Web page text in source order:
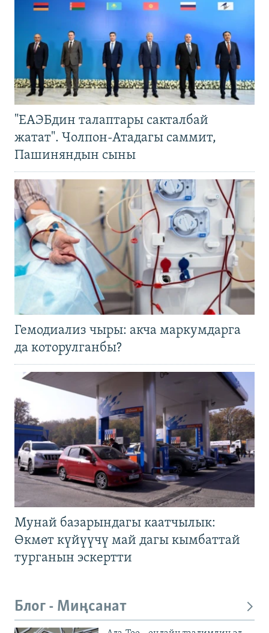
"ЕАЭБдин талаптары сакталбай
жатат". Чолпон-Атадагы саммит,
Пашиняндын сыны
Гемодиализ чыры: акча маркумдарга
да которулганбы?
Мунай базарындагы каатчылык:
Өкмөт күйүүчү май дагы кымбаттай
турганын эскертти
Блог - Миңсанат